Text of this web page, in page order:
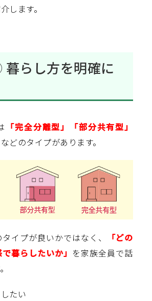
します。
らし方を明確に
「完全分離型」「部分共有型」
などのタイプがあります。
イプが良いかではなく、
「どの
暮らしたいか」 を家族全員で話
たい